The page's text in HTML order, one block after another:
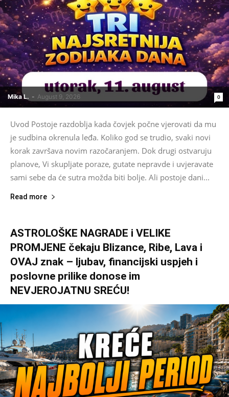
Mika L. - August 9, 2026 0
Uvod Postoje razdoblja kada čovjek počne vjerovati da mu
je sudbina okrenula leđa. Koliko god se trudio, svaki novi
korak završava novim razočaranjem. Dok drugi ostvaruju
planove, Vi skupljate poraze, gutate nepravde i uvjeravate
sami sebe da će sutra možda biti bolje. Ali postoje dani...
Read more
ASTROLOŠKE NAGRADE i VELIKE
PROMJENE čekaju Blizance, Ribe, Lava i
OVAJ znak – ljubav, financijski uspjeh i
poslovne prilike donose im
NEVJEROJATNU SREĆU!